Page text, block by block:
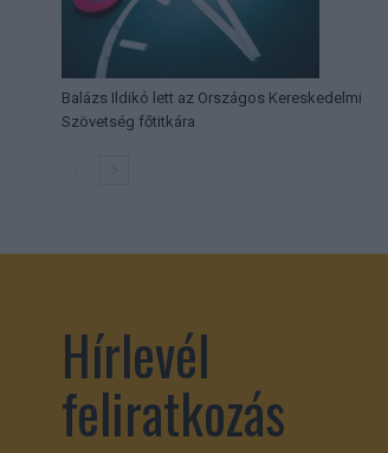
Balázs Ildikó lett az Országos Kereskedelmi
Szövetség főtitkára
Hírlevél
feliratkozás